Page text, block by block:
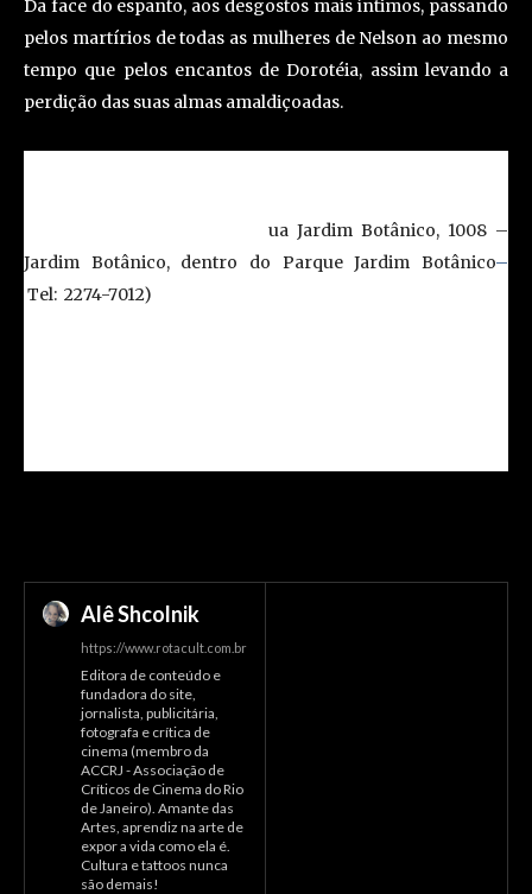
Da face do espanto, aos desgostos mais íntimos, passando
pelos martírios de todas as mulheres de Nelson ao mesmo
tempo que pelos encantos de Dorotéia, assim levando a
perdição das suas almas amaldiçoadas.
ua Jardim Botânico, 1008 –
Jardim Botânico, dentro do Parque Jardim Botânico–
Tel: 2274-7012)
Alê Shcolnik
https://www.rotacult.com.br
Editora de conteúdo e
fundadora do site,
jornalista, publicitária,
fotografa e crítica de
cinema (membro da
ACCRJ - Associação de
Críticos de Cinema do Rio
de Janeiro). Amante das
Artes, aprendiz na arte de
expor a vida como ela é.
Cultura e tattoos nunca
são demais!